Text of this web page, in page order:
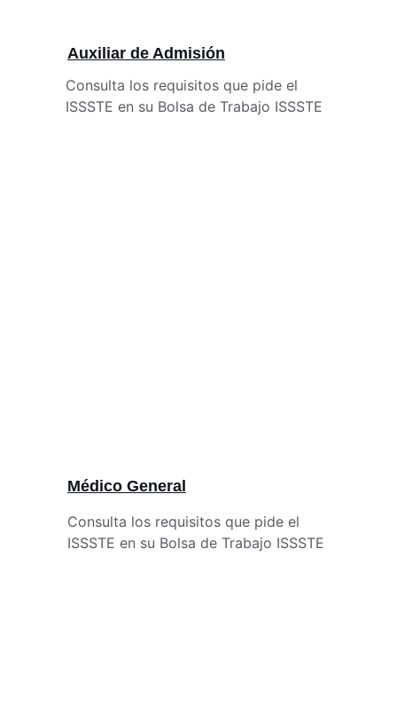
Auxiliar de Admisión
Consulta los requisitos que pide el
ISSSTE en su Bolsa de Trabajo ISSSTE
Consulta los requisitos que pide el
ISSSTE en su Bolsa de Trabajo ISSSTE
Médico General